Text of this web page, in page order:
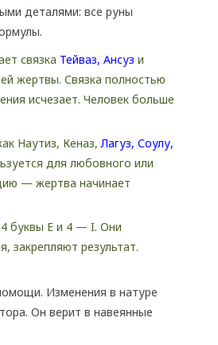
деталями: все руны
связка Тейваз, Ансуз и
жертвы. Связка полностью
исчезает. Человек больше
Наутиз, Кеназ,Лагуз, Соулу,
для любовного или
— жертва начинает
4 буквы Е и 4 — I. Они
закрепляют результат.
Изменения в натуре
Он верит в навеянные